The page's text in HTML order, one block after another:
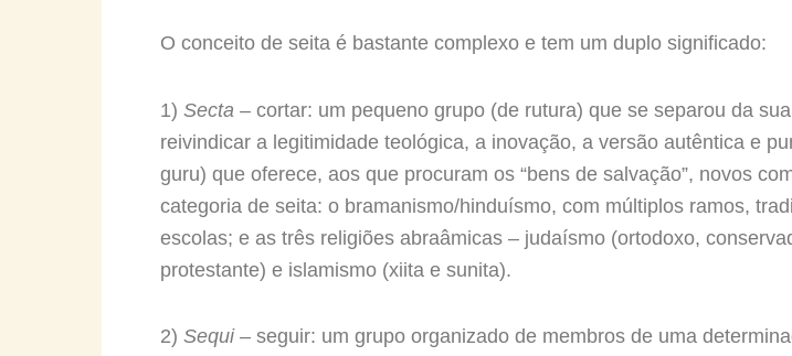
O conceito de seita é bastante complexo e tem um duplo significado:
1) Secta – cortar: um pequeno grupo (de rutura) que se separou da
reivindicar a legitimidade teológica, a inovação, a versão autêntica e
guru) que oferece, aos que procuram os “bens de salvação”, novos
categoria de seita: o bramanismo/hinduísmo, com múltiplos ramos,
escolas; e as três religiões abraâmicas – judaísmo (ortodoxo,
protestante) e islamismo (xiita e sunita).
2) Sequi– seguir: um grupo organizado de membros de uma